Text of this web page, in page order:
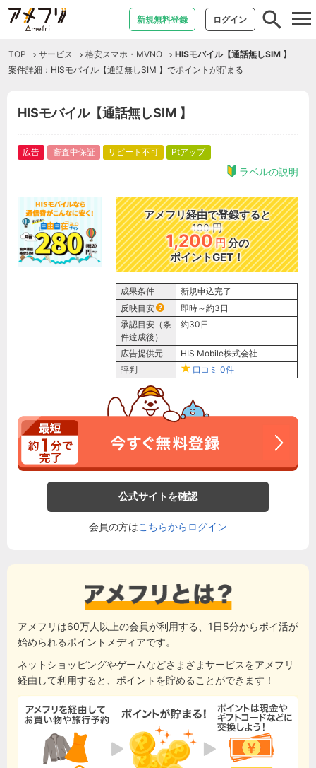
新規無料登録 ログイン
TOP サービス 格安スマホ・MVNO
HISモバイル【通話無しSIM 】
案件詳細：HISモバイル【通話無しSIM 】でポイントが貯まる
HISモバイル【通話無しSIM 】
広告 審査中保証 リピート不可 Ptアップ
ラベルの説明
アメフリ経由で登録すると
190 円
1,200円分の
ポイントGET！
成果条件
新規申込完了
反映目安
即時～約3日
承認目安（条
件達成後）
約30日
広告提供元
HIS Mobile株式会社
評判
口コミ 0件
公式サイトを確認
会員の方はこちらからログイン
アメフリは60万人以上の会員が利用する、1日5分からポイ活が
始められるポイントメディアです。
ネットショッピングやゲームなどさまざまサービスをアメフリ
経由して利用すると、ポイントを貯めることができます！